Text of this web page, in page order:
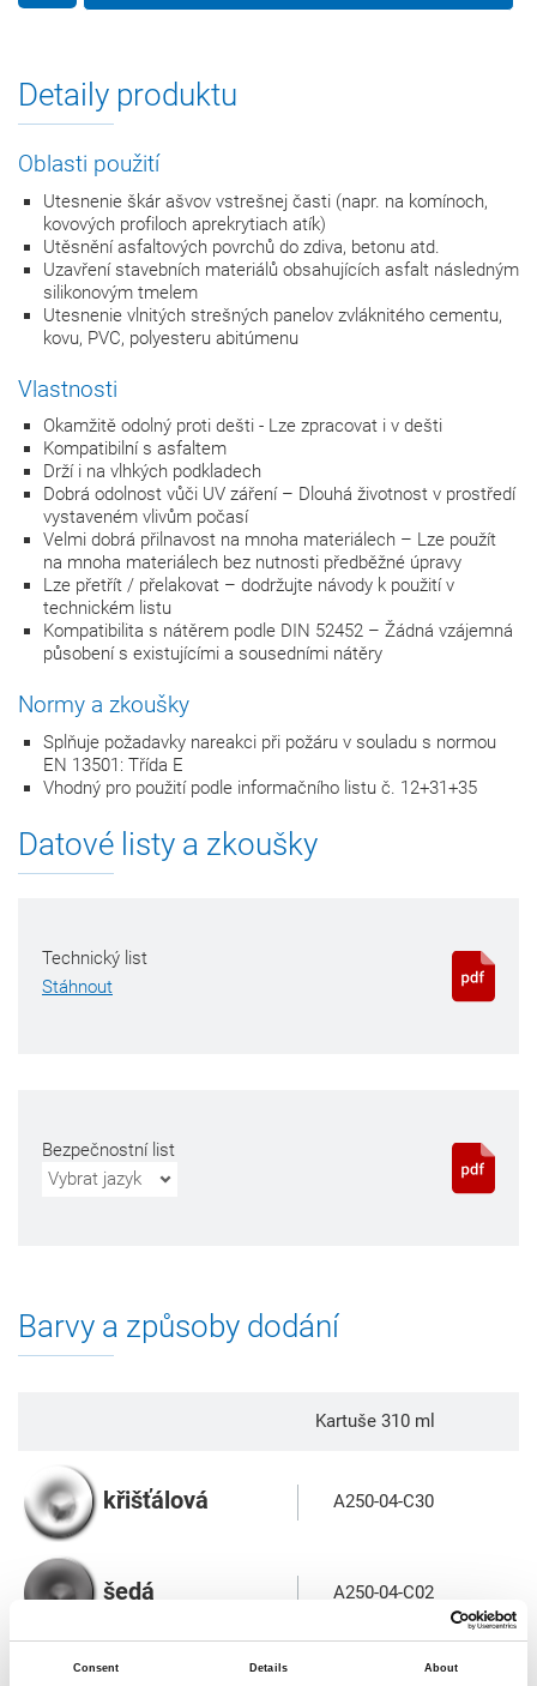
Consent Details About
Detaily produktu
Oblasti použití
Utesnenie škár ašvov vstrešnej časti (napr. na komínoch,
kovových profiloch aprekrytiach atík)
Utěsnění asfaltových povrchů do zdiva, betonu atd.
Uzavření stavebních materiálů obsahujících asfalt následným
silikonovým tmelem
Utesnenie vlnitých strešných panelov zvláknitého cementu,
kovu, PVC, polyesteru abitúmenu
Vlastnosti
Okamžitě odolný proti dešti - Lze zpracovat i v dešti
Kompatibilní s asfaltem
Drží i na vlhkých podkladech
Dobrá odolnost vůči UV záření – Dlouhá životnost v prostředí
vystaveném vlivům počasí
Velmi dobrá přilnavost na mnoha materiálech – Lze použít
na mnoha materiálech bez nutnosti předběžné úpravy
Lze přetřít / přelakovat – dodržujte návody k použití v
technickém listu
Kompatibilita s nátěrem podle DIN 52452 – Žádná vzájemná
působení s existujícími a sousedními nátěry
Normy a zkoušky
Splňuje požadavky nareakci při požáru v souladu s normou
EN 13501: Třída E
Vhodný pro použití podle informačního listu č. 12+31+35
Datové listy a zkoušky
Technický list
Stáhnout
Bezpečnostní list
Vybrat jazyk
Barvy a způsoby dodání
Kartuše 310 ml
křišťálová A250-04-C30
šedá A250-04-C02